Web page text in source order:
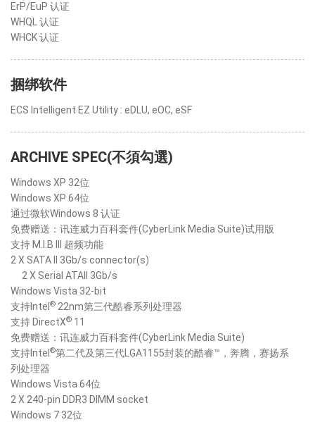
ErP/EuP 认证
WHQL 认证
WHCK 认证
捆绑软件
ECS Intelligent EZ Utility : eDLU, eOC, eSF
ARCHIVE SPEC(不須勾選)
Windows XP 32位
Windows XP 64位
通过微软Windows 8 认证
免费赠送：讯连威力百科套件(CyberLink Media Suite)试用版
支持 M.I.B III 超频功能
2 X SATA II 3Gb/s connector(s)
2 X Serial ATAII 3Gb/s
Windows Vista 32-bit
支持Intel ® 22nm第三代酷睿系列处理器
支持 DirectX® 11
免费赠送：讯连威力百科套件(CyberLink Media Suite)
支持Intel ®第二代及第三代LGA1155封装的酷睿™，奔腾，赛扬系
列处理器
Windows Vista 64位
2 X 240-pin DDR3 DIMM socket
Windows 7 32位